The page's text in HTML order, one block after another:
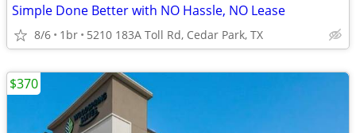
Simple Done Better with NO Hassle, NO Lease
8/6 1br 5210 183A Toll Rd, Cedar Park, TX
$370